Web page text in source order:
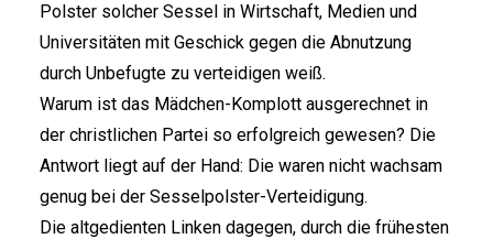
Polster solcher Sessel in Wirtschaft, Medien und
Universitäten mit Geschick gegen die Abnutzung
durch Unbefugte zu verteidigen weiß.
Warum ist das Mädchen-Komplott ausgerechnet in
der christlichen Partei so erfolgreich gewesen? Die
Antwort liegt auf der Hand: Die waren nicht wachsam
genug bei der Sesselpolster-Verteidigung.
Die altgedienten Linken dagegen, durch die frühesten